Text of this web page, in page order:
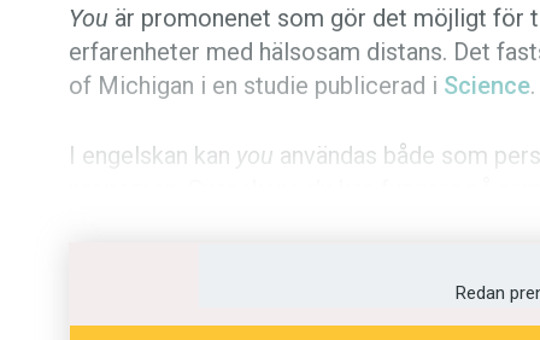
You är promonenet som gör det möjligt för
erfarenheter med hälsosam distans. Det
of Michigan i en studie publicerad i Science.
I engelskan kan you användas både som
Svenska
generiska bruket som ”engelskpåverkat”
Redan